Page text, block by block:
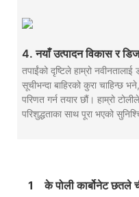
4. नयाँ उत्पादन विकास र
तपाईंको दृष्टिले हाम्रो
सूचीभन्दा बाहिरको कुरा चाहिन्छ
परिणत गर्न तयार छौं। हाम्रो
परिशुद्धताका साथ पूरा भएको
1 के पोली कार्बोनेट छतले